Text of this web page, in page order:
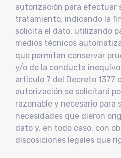
autorización para efectuar
tratamiento, indicando la
solicita el dato, utilizando
medios técnicos
que permitan conservar
y/o de la conducta
artículo 7 del Decreto 1377
autorización se solicitará
razonable y necesario para
necesidades que dieron
dato y, en todo caso, con
disposiciones legales que